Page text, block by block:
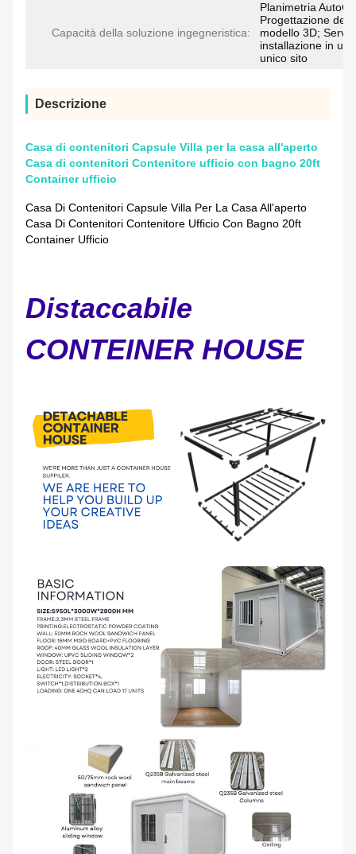
Capacità della soluzione ingegneristica:
Planimetria
Progettazione del
modello 3D;
installazione in un
unico sito
Descrizione
Casa di contenitori Capsule Villa per la casa all'aperto
Casa di contenitori Contenitore ufficio con bagno 20ft
Container ufficio
Casa Di Contenitori Capsule Villa Per La Casa All'aperto
Casa Di Contenitori Contenitore Ufficio Con Bagno 20ft
Container Ufficio
Distaccabile
CONTEINER HOUSE